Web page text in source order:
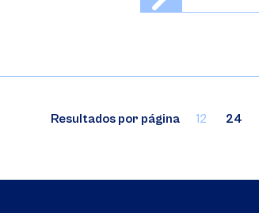
Resultados por página 12 24